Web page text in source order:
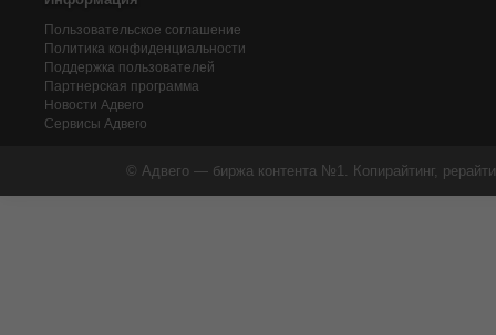
Пользовательское соглашение
Политика конфиденциальности
Поддержка пользователей
Партнерская программа
Новости Адвего
Сервисы Адвего
© Адвего — биржа контента №1. Копирайтинг,